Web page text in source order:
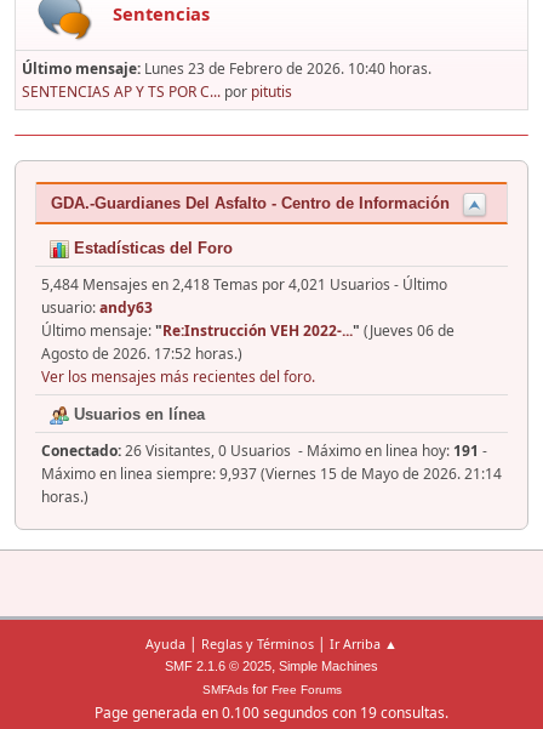
Sentencias
Último mensaje: Lunes 23 de Febrero de 2026. 10:40 horas.
SENTENCIAS AP Y TS POR C... por pitutis
GDA.-Guardianes Del Asfalto - Centro de Información
Estadísticas del Foro
5,484 Mensajes en 2,418 Temas por 4,021 Usuarios - Último
usuario:andy63
Último mensaje:"Re:Instrucción VEH 2022-..." (Jueves 06 de
Agosto de 2026. 17:52 horas.)
Ver los mensajes más recientes del foro.
Usuarios en línea
Conectado:26 Visitantes, 0 Usuarios - Máximo en linea hoy: 191 -
Máximo en linea siempre: 9,937 (Viernes 15 de Mayo de 2026. 21:14
horas.)
Ayuda | Reglas y Términos | Ir Arriba ▲
SMF 2.1.6 © 2025, Simple Machines
SMFAdsfor Free Forums
Page generada en 0.100 segundos con 19 consultas.